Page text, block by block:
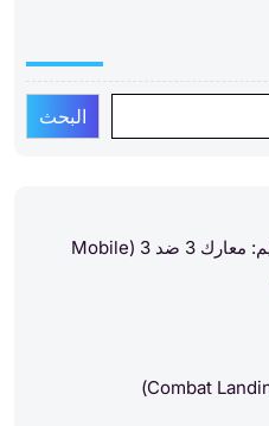
البحث
موبايل ليجندز سلايم: معارك 3 ضد 3 (Mobile